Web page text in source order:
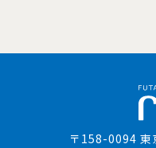
〒158-0094 東